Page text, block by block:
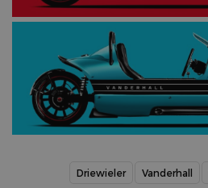
Driewieler Vanderhall